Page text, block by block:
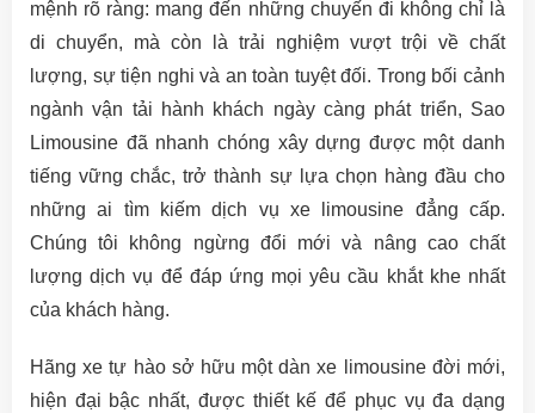
mệnh rõ ràng: mang đến những chuyến đi không chỉ là
di chuyển, mà còn là trải nghiệm vượt trội về chất
lượng, sự tiện nghi và an toàn tuyệt đối. Trong bối cảnh
ngành vận tải hành khách ngày càng phát triển, Sao
Limousine đã nhanh chóng xây dựng được một danh
tiếng vững chắc, trở thành sự lựa chọn hàng đầu cho
những ai tìm kiếm dịch vụ xe limousine đẳng cấp.
Chúng tôi không ngừng đổi mới và nâng cao chất
lượng dịch vụ để đáp ứng mọi yêu cầu khắt khe nhất
của khách hàng.
Hãng xe tự hào sở hữu một dàn xe limousine đời mới,
hiện đại bậc nhất, được thiết kế để phục vụ đa dạng